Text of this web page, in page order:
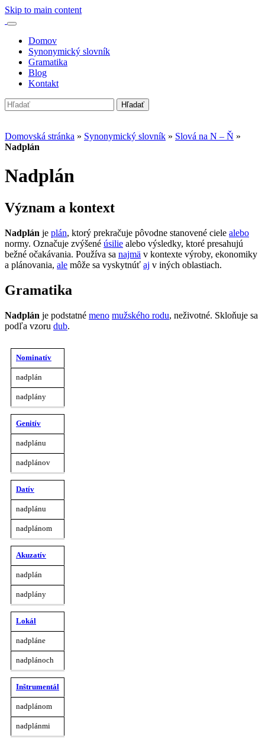
Skip to main content
Domov
Synonymický slovník
Gramatika
Blog
Kontakt
Hľadať
Domovská stránka » Synonymický slovník » Slová na N – Ň »
Nadplán
Nadplán
význam a kontext
Nadplán je plán, ktorý prekračuje pôvodne stanovené ciele alebo
normy. Označuje zvýšené úsilie alebo výsledky, ktoré presahujú
bežné očakávania. Používa sa najmä v kontexte výroby, ekonomiky
a plánovania, ale môže sa vyskytnúť aj v iných oblastiach.
gramatika
Nadplán je podstatné meno mužského rodu, neživotné. Skloňuje sa
podľa vzoru dub.
Pád
Jednotné
číslo
Nominatív
nadplán
nadplány
Genitív
nadplánu
nadplánov
Datív
nadplánu
nadplánom
Akuzatív
nadplán
nadplány
Lokál
nadpláne
nadplánoch
Inštrumentál
nadplánom
nadplánmi